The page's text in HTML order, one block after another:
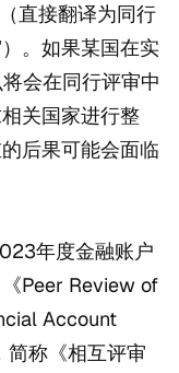
直接翻译为同行
。如果某国在实
会在同行评审中
关国家进行整
后果可能会面临
年度金融账户
Peer Review of
Account
简称《相互评审